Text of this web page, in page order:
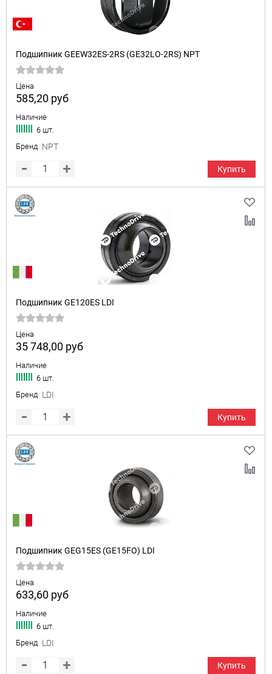
Подшипник GEEW32ES-2RS (GE32LO-2RS) NPT
Цена
585,20 руб
Наличие
6 шт.
Бренд NPT
Купить
Подшипник GE120ES LDI
Цена
35 748,00 руб
Наличие
6 шт.
Бренд LDI
Купить
Подшипник GEG15ES (GE15FO) LDI
Цена
633,60 руб
Наличие
6 шт.
Бренд LDI
Купить